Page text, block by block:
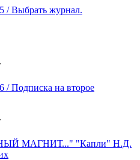
журнал.
на второе
МАГНИТ..." "Капли" Н.Д.